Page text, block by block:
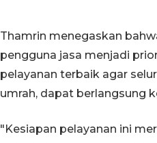
Thamrin menegaskan
pengguna jasa menjadi
pelayanan terbaik agar
umrah, dapat berlangsung
"Kesiapan pelayanan ini